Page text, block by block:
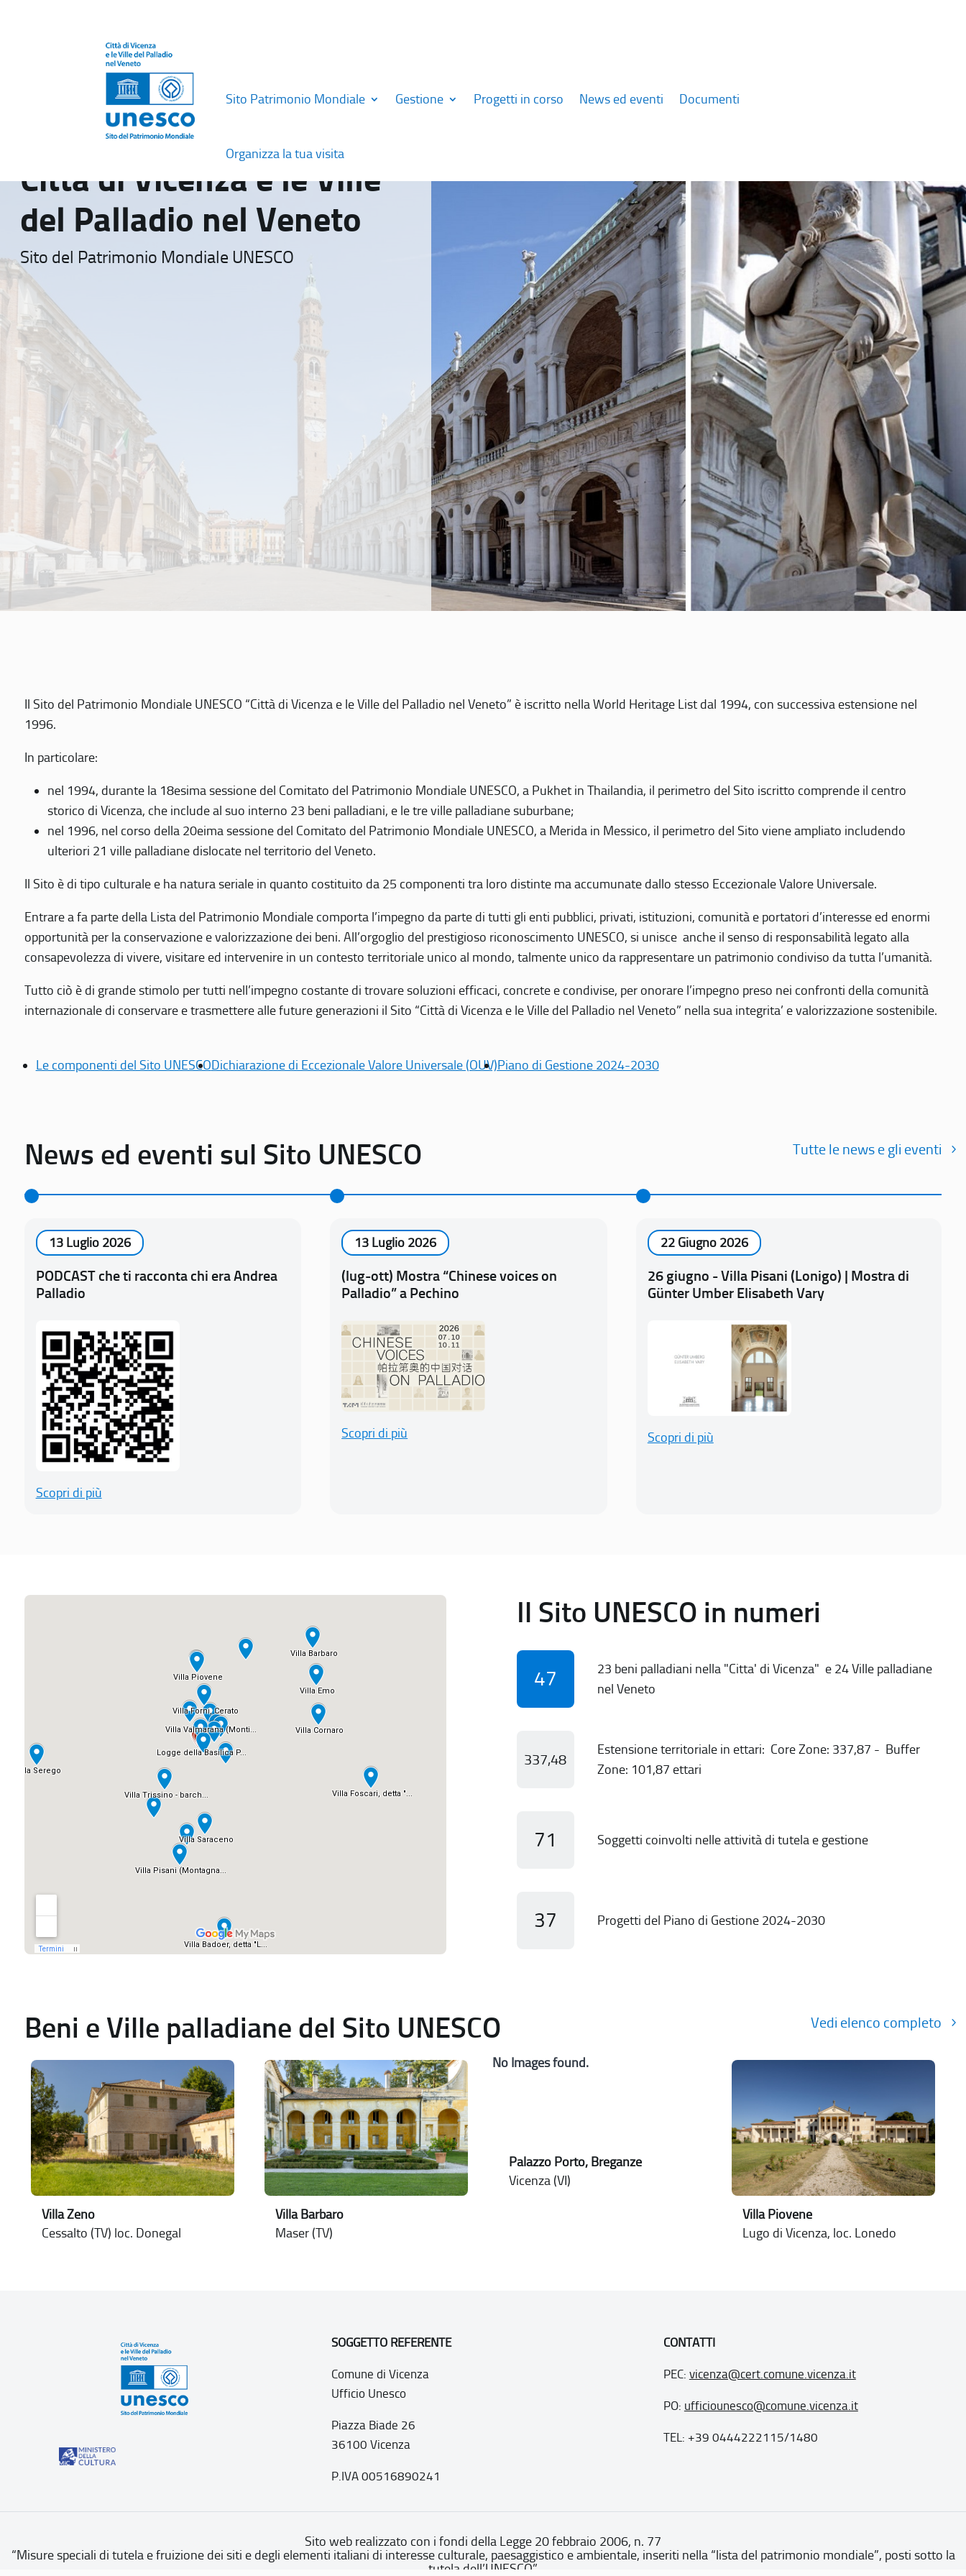
Sito Patrimonio Mondiale Gestione Progetti in corso News ed eventi Documenti
Organizza la tua visita
Città di Vicenza e le Ville
del Palladio nel Veneto
Sito del Patrimonio Mondiale UNESCO
Il Sito del Patrimonio Mondiale UNESCO “Città di Vicenza e le Ville del Palladio nel Veneto” è iscritto nella World Heritage List dal 1994, con successiva estensione nel
1996.
In particolare:
nel 1994, durante la 18esima sessione del Comitato del Patrimonio Mondiale UNESCO, a Pukhet in Thailandia, il perimetro del Sito iscritto comprende il centro
storico di Vicenza, che include al suo interno 23 beni palladiani, e le tre ville palladiane suburbane;
nel 1996, nel corso della 20eima sessione del Comitato del Patrimonio Mondiale UNESCO, a Merida in Messico, il perimetro del Sito viene ampliato includendo
ulteriori 21 ville palladiane dislocate nel territorio del Veneto.
Il Sito è di tipo culturale e ha natura seriale in quanto costituito da 25 componenti tra loro distinte ma accumunate dallo stesso Eccezionale Valore Universale.
Entrare a fa parte della Lista del Patrimonio Mondiale comporta l’impegno da parte di tutti gli enti pubblici, privati, istituzioni, comunità e portatori d’interesse ed enormi
opportunità per la conservazione e valorizzazione dei beni. All’orgoglio del prestigioso riconoscimento UNESCO, si unisce anche il senso di responsabilità legato alla
consapevolezza di vivere, visitare ed intervenire in un contesto territoriale unico al mondo, talmente unico da rappresentare un patrimonio condiviso da tutta l’umanità.
Tutto ciò è di grande stimolo per tutti nell’impegno costante di trovare soluzioni efficaci, concrete e condivise, per onorare l’impegno preso nei confronti della comunità
internazionale di conservare e trasmettere alle future generazioni il Sito “Città di Vicenza e le Ville del Palladio nel Veneto” nella sua integrita’ e valorizzazione sostenibile.
Le componenti del Sito UNESCODichiarazione di Eccezionale Valore Universale (OUV)Piano di Gestione 2024-2030
News ed eventi sul Sito UNESCO Tutte le news e gli eventi
13 Luglio 2026
PODCAST che ti racconta chi era Andrea
Palladio
Scopri di più
13 Luglio 2026
(lug-ott) Mostra “Chinese voices on
Palladio” a Pechino
Scopri di più
22 Giugno 2026
26 giugno - Villa Pisani (Lonigo) | Mostra di
Günter Umber Elisabeth Vary
Scopri di più
Il Sito UNESCO in numeri
47
23 beni palladiani nella "Citta' di Vicenza" e 24 Ville palladiane
nel Veneto
337,48
Estensione territoriale in ettari: Core Zone: 337,87 - Buffer
Zone: 101,87 ettari
71 Soggetti coinvolti nelle attività di tutela e gestione
37 Progetti del Piano di Gestione 2024-2030
Beni e Ville palladiane del Sito UNESCO Vedi elenco completo
Villa Zeno
Cessalto (TV) loc. Donegal
Villa Barbaro
Maser (TV)
No Images found.
Palazzo Porto, Breganze
Vicenza (VI)
Villa Piovene
Lugo di Vicenza, loc. Lonedo
SOGGETTO REFERENTE
Comune di Vicenza
Ufficio Unesco
Piazza Biade 26
36100 Vicenza
P.IVA 00516890241
CONTATTI
PEC: vicenza@cert.comune.vicenza.it
PO: ufficiounesco@comune.vicenza.it
TEL: +39 0444222115/1480
Sito web realizzato con i fondi della Legge 20 febbraio 2006, n. 77
“Misure speciali di tutela e fruizione dei siti e degli elementi italiani di interesse culturale, paesaggistico e ambientale, inseriti nella “lista del patrimonio mondiale”, posti sotto la
tutela dell’UNESCO”